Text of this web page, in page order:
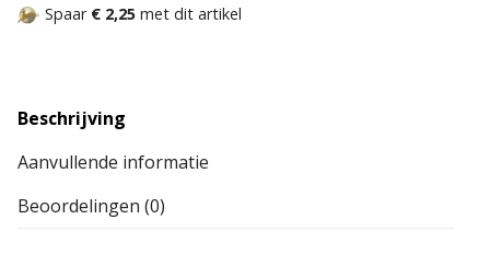
Spaar € 2,25 met dit artikel
Beschrijving
Aanvullende informatie
Beoordelingen (0)